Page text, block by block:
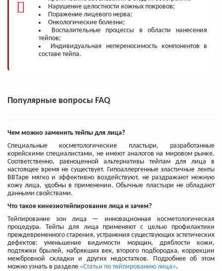
Нарушение целостности кожных покровов;
Поражение лицевого нерва;
Онкологические болезни;
Воспалительные процессы в области нанесения
тейпов;
Индивидуальная непереносимость компонентов в
составе тейпа.
Популярные вопросы FAQ
Чем можно заменить тейпы для лица?
Специальные косметологические пластыри, разработанные
корейскими специалистами, не имеют аналогов на мировом рынке.
Соответственно, равноценной альтернативы тейпам для лица в
настоящее время не существует. Гипоаллергенные эластичные ленты
BBTape мягко и эффективно воздействуют, не раздражают нежную
кожу лица, удобны в применении. Обычные пластыри не обладают
данными свойствами.
Что такое кинезиотейпирование лица и зачем?
Тейпирование зон лица — инновационная косметологическая
процедура. Тейпы для лица применяют с целью профилактики
преждевременного старения, устранения существующих эстетических
дефектов: уменьшение видимости морщин, дряблости кожи,
подтяжки брылей, набрякших век, второго подбородка, коррекции
межбровной складки и других недостатков. Подробнее об этом
можно узнать в разделе «Статьи по тейпированию лица».